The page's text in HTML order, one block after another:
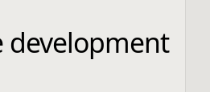
development